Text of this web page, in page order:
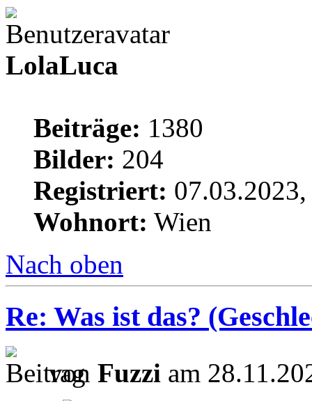
LolaLuca
Beiträge: 1380
Bilder: 204
Registriert:
Wohnort: Wien
Nach oben
Re: Was ist das?
von Fuzzi am